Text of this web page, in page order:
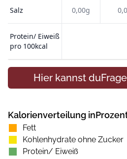
Salz 0,00g
Protein/ Eiweiß
pro 100kcal
Hier kannst du
Kalorienverteilung
Fett
Kohlenhydrate ohne Zucker
Protein/ Eiweiß